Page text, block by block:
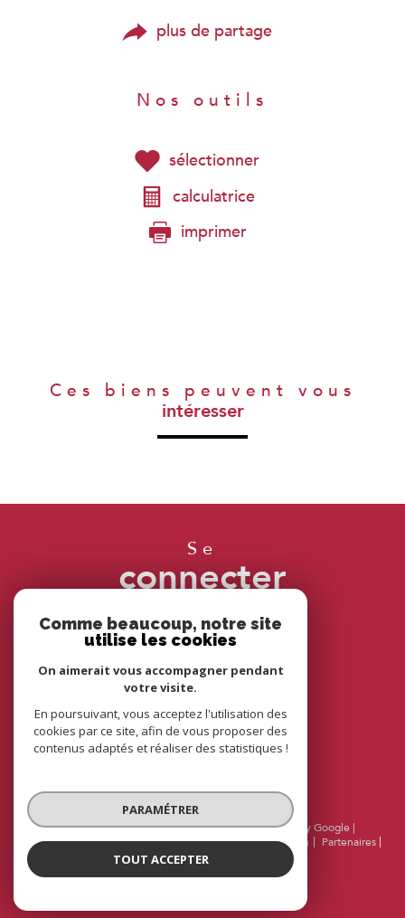
plus de partage
Nos outils
sélectionner
calculatrice
imprimer
Ces biens peuvent vous
intéresser
se
connecter
espace propriétaire
nous
adhérons
© 2026 | Tous droits réservés | Traduction powered by Google |
Nos honoraires
Plan du site Mentions légales Admin
Partenaires
Politique RGPD
Comme beaucoup, notre site
utilise les cookies
On aimerait vous accompagner pendant
votre visite.
En poursuivant, vous acceptez l'utilisation des
cookies par ce site, afin de vous proposer des
contenus adaptés et réaliser des statistiques !
PARAMÉTRER
TOUT ACCEPTER